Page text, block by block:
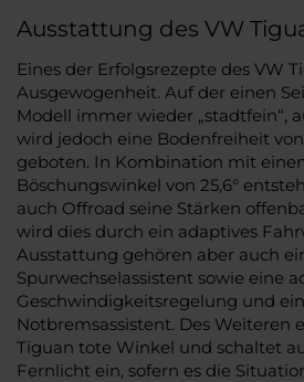
Ausstattung des VW
Eines der Erfolgsrezepte des VW
Ausgewogenheit. Auf der einen
Modell immer wieder „stadtfein“,
wird jedoch eine Bodenfreiheit
geboten. In Kombination mit
Böschungswinkel von 25,6°
auch Offroad seine Stärken
wird dies durch ein adaptives
Ausstattung gehören aber auch
Spurwechselassistent sowie eine
Geschwindigkeitsregelung und
Notbremsassistent. Des Weiteren
Tiguan tote Winkel und schaltet
Fernlicht ein, sofern es die